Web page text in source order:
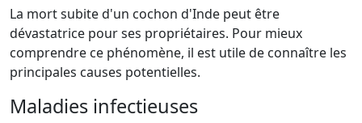
La mort subite d'un cochon d'Inde peut être
dévastatrice pour ses propriétaires. Pour mieux
comprendre ce phénomène, il est utile de connaître les
principales causes potentielles.
Maladies infectieuses